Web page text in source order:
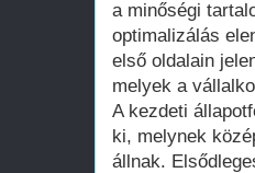
a minőségi
optimalizálás
első oldalain
melyek a
A kezdeti
ki, melynek
állnak.